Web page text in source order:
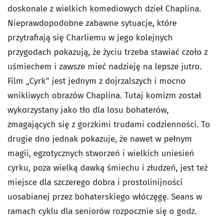
doskonale z wielkich komediowych dzieł Chaplina.
Nieprawdopodobne zabawne sytuacje, które
przytrafiają się Charliemu w jego kolejnych
przygodach pokazują, że życiu trzeba stawiać czoło z
uśmiechem i zawsze mieć nadzieję na lepsze jutro.
Film „Cyrk” jest jednym z dojrzalszych i mocno
wnikliwych obrazów Chaplina. Tutaj komizm został
wykorzystany jako tło dla losu bohaterów,
zmagających się z gorzkimi trudami codzienności. To
drugie dno jednak pokazuje, że nawet w pełnym
magii, egzotycznych stworzeń i wielkich uniesień
cyrku, poza wielką dawką śmiechu i złudzeń, jest też
miejsce dla szczerego dobra i prostolinijności
uosabianej przez bohaterskiego włóczęgę. Seans w
ramach cyklu dla seniorów rozpocznie się o godz.